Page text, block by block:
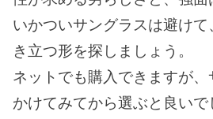
いかついサングラスは避けて
き立つ形を探しましょう。
ネットでも購入できますが
かけてみてから選ぶと良いで